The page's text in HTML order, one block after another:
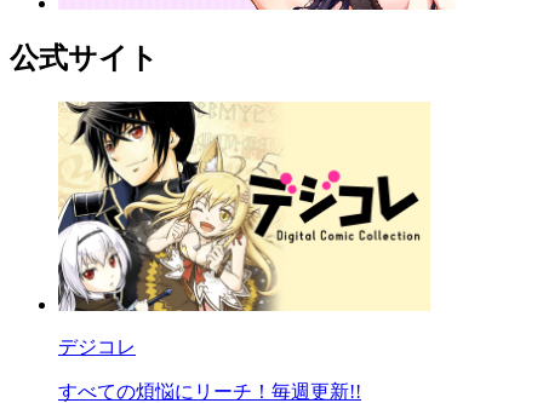
公式サイト
デジコレ
すべての煩悩にリーチ！毎週更新!!